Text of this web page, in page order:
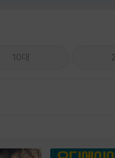
10대